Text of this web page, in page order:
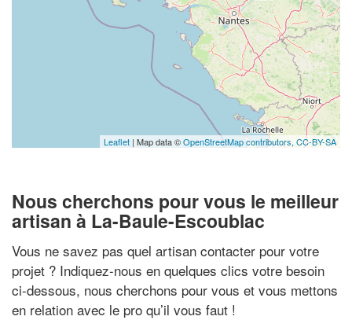
Leaflet | Map data ©OpenStreetMap contributors, CC-BY-SA
Nous cherchons pour vous le meilleur
artisan à La-Baule-Escoublac
Vous ne savez pas quel artisan contacter pour votre
projet ? Indiquez-nous en quelques clics votre besoin
ci-dessous, nous cherchons pour vous et vous mettons
en relation avec le pro qu’il vous faut !